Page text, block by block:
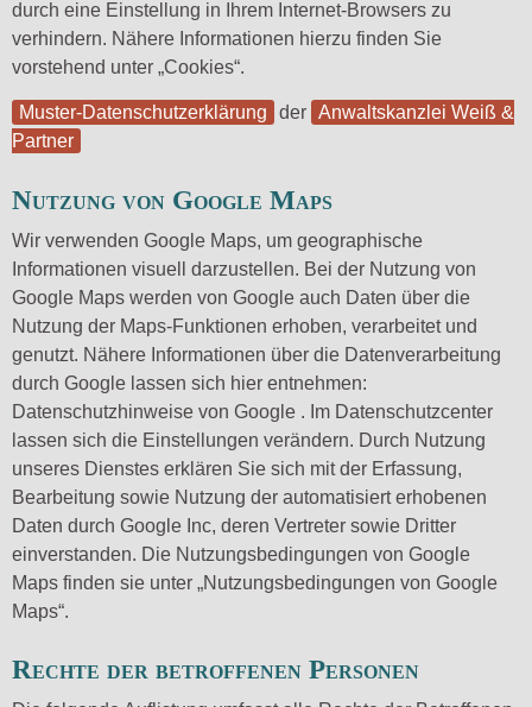
durch eine Einstellung in Ihrem Internet-Browsers zu
verhindern. Nähere Informationen hierzu finden Sie
vorstehend unter „Cookies“.
Muster-Datenschutzerklärung der Anwaltskanzlei Weiß &
Partner
Nutzung von Google Maps
Wir verwenden Google Maps, um geographische
Informationen visuell darzustellen. Bei der Nutzung von
Google Maps werden von Google auch Daten über die
Nutzung der Maps-Funktionen erhoben, verarbeitet und
genutzt. Nähere Informationen über die Datenverarbeitung
durch Google lassen sich hier entnehmen:
Datenschutzhinweise von Google . Im Datenschutzcenter
lassen sich die Einstellungen verändern. Durch Nutzung
unseres Dienstes erklären Sie sich mit der Erfassung,
Bearbeitung sowie Nutzung der automatisiert erhobenen
Daten durch Google Inc, deren Vertreter sowie Dritter
einverstanden. Die Nutzungsbedingungen von Google
Maps finden sie unter „Nutzungsbedingungen von Google
Maps“.
Rechte der betroffenen Personen